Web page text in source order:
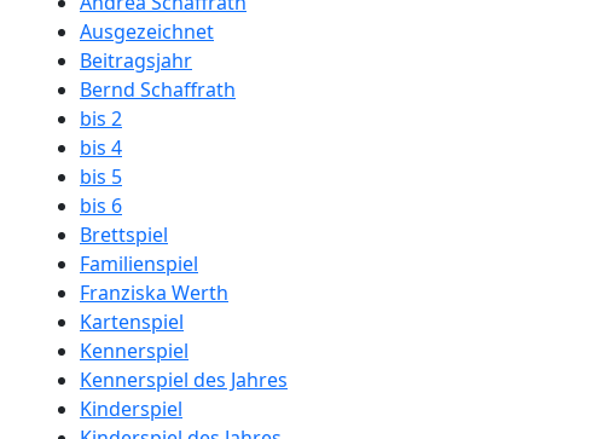
Ausgezeichnet
Beitragsjahr
Bernd Schaffrath
bis 2
bis 4
bis 5
bis 6
Brettspiel
Familienspiel
Franziska Werth
Kartenspiel
Kennerspiel
Kennerspiel des Jahres
Kinderspiel